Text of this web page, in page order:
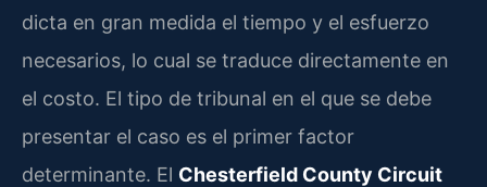
dicta en gran medida el tiempo y el esfuerzo
necesarios, lo cual se traduce directamente en
el costo. El tipo de tribunal en el que se debe
presentar el caso es el primer factor
determinante. El Chesterfield County Circuit